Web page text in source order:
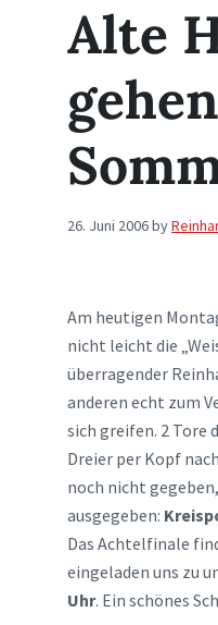
Alte
26. Juni 2006by
Am heutigen
nicht leicht die
überragender
anderen echt zum
sich greifen. 2 Tore
Dreier per Kopf
noch nicht
ausgegeben:
Das Achtelfinale
eingeladen uns zu
Uhr. Ein schönes